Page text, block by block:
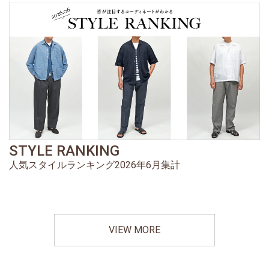
STYLE RANKING
人気スタイルランキング2026年6月集計
VIEW MORE